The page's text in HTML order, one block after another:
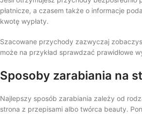
płatnicze, a czasem także o informacje
kwotę wypłaty.
Szacowane przychody zazwyczaj
może na przykład sprawdzać prawidłowe
Sposoby zarabiania na
Najlepszy sposób zarabiania zależy od
strona z przepisami albo twórca beauty.